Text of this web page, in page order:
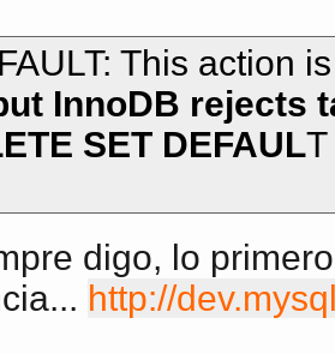
This action
InnoDB rejects
SET DEFAULT
digo, lo
http://